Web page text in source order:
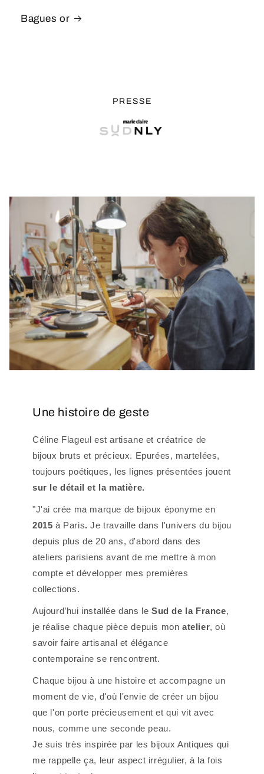
Bagues or
PRESSE
Une histoire de geste
Céline Flageul est artisane et créatrice de
bijoux bruts et précieux. Epurées, martelées,
toujours poétiques, les lignes présentées jouent
sur le détail et la matière.
"J'ai crée ma marque de bijoux éponyme en
2015 à Paris.Je travaille dans l'univers du bijou
depuis plus de 20 ans, d'abord dans des
ateliers parisiens avant de me mettre à mon
compte et développer mes premières
collections.
Aujourd’hui installée dans le Sud de la France,
je réalise chaque pièce depuis monatelier, où
savoir faire artisanal et élégance
contemporaine se rencontrent.
Chaque bijou à une histoire et accompagne un
moment de vie, d'où l'envie de créer un bijou
que l'on porte précieusement et qui vit avec
nous, comme une seconde peau.
Je suis très inspirée par les bijoux Antiques qui
me rappelle ça, leur aspect irrégulier, à la fois